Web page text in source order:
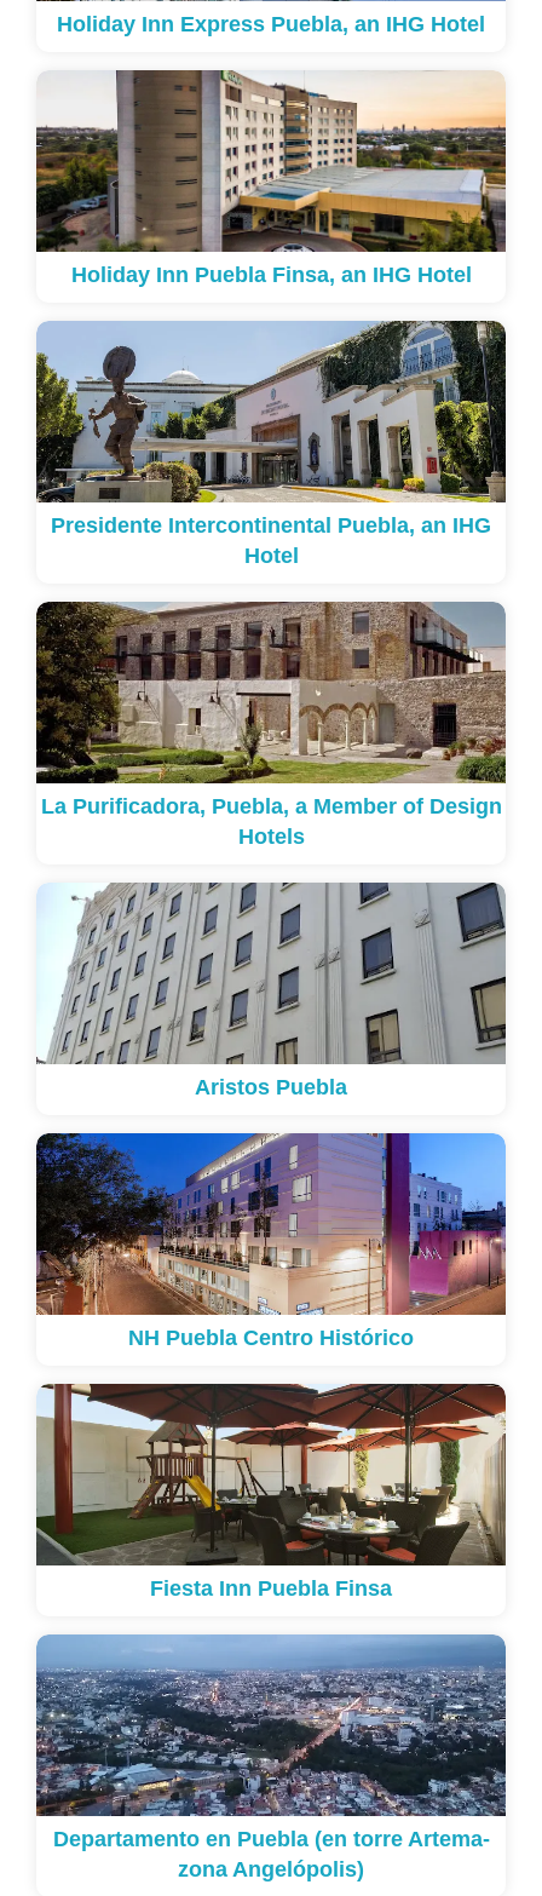
Holiday Inn Express Puebla, an IHG Hotel
Holiday Inn Puebla Finsa, an IHG Hotel
Presidente Intercontinental Puebla, an IHG
Hotel
La Purificadora, Puebla, a Member of Design
Hotels
Aristos Puebla
NH Puebla Centro Histórico
Fiesta Inn Puebla Finsa
Departamento en Puebla (en torre Artema-
zona Angelópolis)